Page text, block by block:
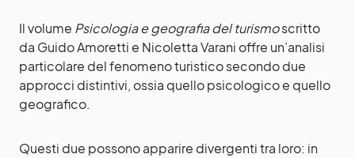
Il volume Psicologia e geografia del turismoscritto
da Guido Amoretti e Nicoletta Varani offre un’analisi
particolare del fenomeno turistico secondo due
approcci distintivi, ossia quello psicologico e quello
geografico.
Questi due possono apparire divergenti tra loro: in